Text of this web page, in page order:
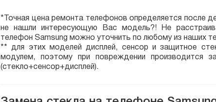
*Точная цена ремонта телефонов определяется после
не нашли интересующую Вас модель?! Не
телефон Samsung можно уточнить по любому из наших
** для этих моделей дисплей, сенсор и защитное
модулем, поэтому при повреждении производится
(стекло+сенсор+дисплей).